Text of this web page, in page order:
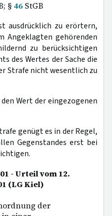
§ 46 StGB
ausdrücklich zu erörtern,
Angeklagten gehörenden
zu berücksichtigen
des Wertes der Sache die
Strafe nicht wesentlich zu
Wert der eingezogenen
genügt es in der Regel,
Gegenstandes erst bei
- Urteil vom 12.
(LG Kiel)
der